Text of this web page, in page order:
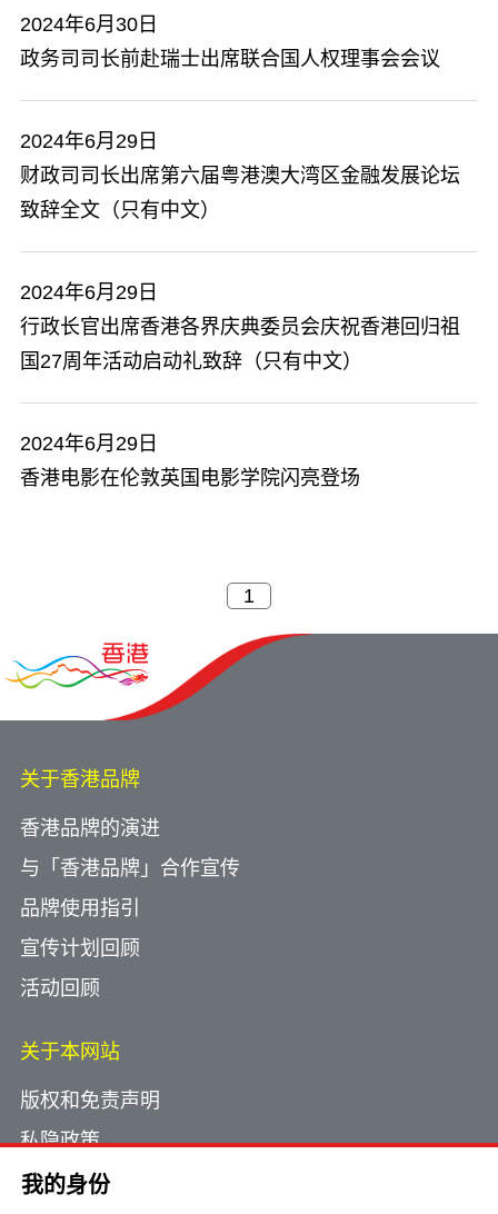
我的身份
2024年6月30日
政务司司长前赴瑞士出席联合国人权理事会会议
2024年6月29日
财政司司长出席第六届粤港澳大湾区金融发展论坛
致辞全文（只有中文）
2024年6月29日
行政长官出席香港各界庆典委员会庆祝香港回归祖
国27周年活动启动礼致辞（只有中文）
2024年6月29日
香港电影在伦敦英国电影学院闪亮登场
关于香港品牌
香港品牌的演进
与「香港品牌」合作宣传
品牌使用指引
宣传计划回顾
活动回顾
关于本网站
版权和免责声明
私隐政策
使用小型文字档案